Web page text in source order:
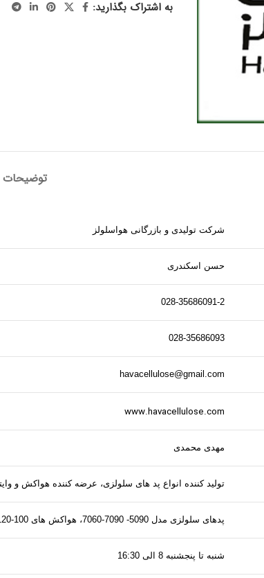
به اشتراک بگذارید:
توضیحات
شرکت تولیدی و بازرگانی هواسلولز
حسن اسکندری
028-35686091-2
028-35686093
havacellulose@gmail.com
www.havacellulose.com
مهدی محمدی
تولید کننده انواع پد های سلولزی، عرضه کننده هواکش و
پدهای سلولزی مدل 5090- 7090-7060، هواکش های 100-120-140، سیرکوله های سایز 40-50-60
شنبه تا پنجشنبه 8 الی 16:30